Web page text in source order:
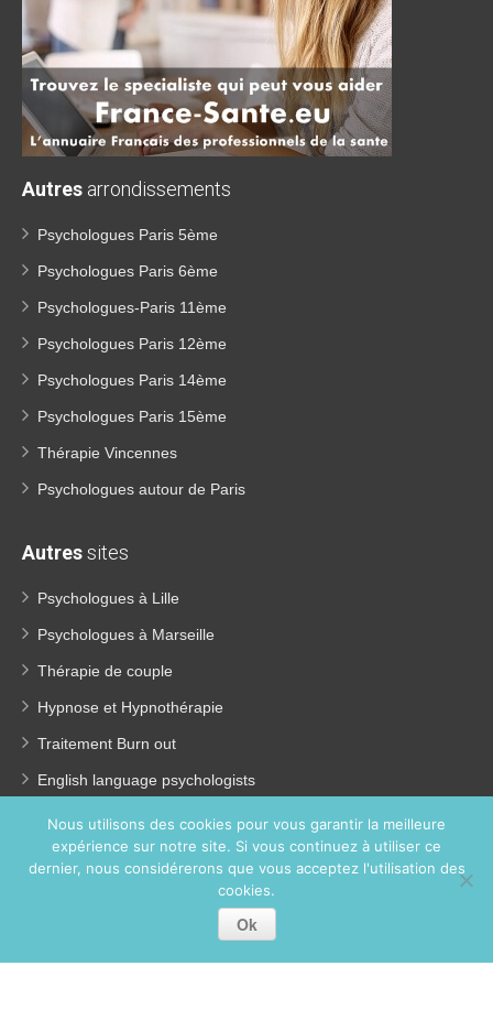
Autres arrondissements
Psychologues Paris 5ème
Psychologues Paris 6ème
Psychologues-Paris 11ème
Psychologues Paris 12ème
Psychologues Paris 14ème
Psychologues Paris 15ème
Thérapie Vincennes
Psychologues autour de Paris
Autressites
Psychologues à Lille
Psychologues à Marseille
Thérapie de couple
Hypnose et Hypnothérapie
Traitement Burn out
English language psychologists
Psychologues pour enfants
Perte de poids
Nous utilisons des cookies pour vous garantir la meilleure
expérience sur notre site. Si vous continuez à utiliser ce
dernier, nous considérerons que vous acceptez l'utilisation des
cookies.
Ok